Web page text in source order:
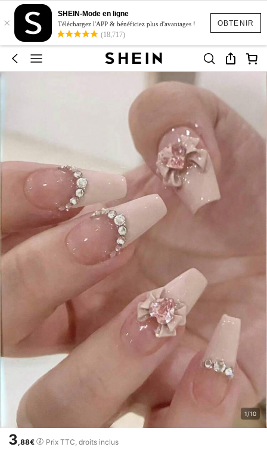
OBTENIR
×
SHEIN-Mode en ligne
Téléchargez l'APP & bénéficiez plus d'avantages !
(18,717)
1/10
3,88€ Prix TTC, droits inclus